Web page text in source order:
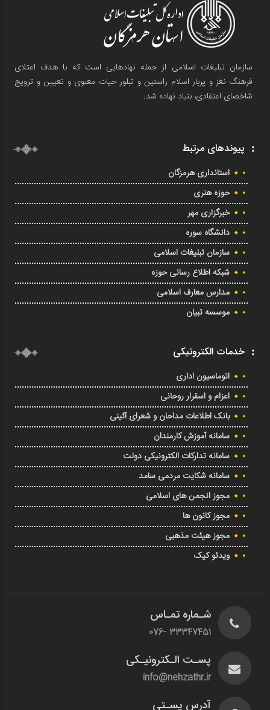
سازمان تبلیغات اسلامی از جمله نهادهایی است که با هدف اعتلای
فرهنگ نغز و پربار اسلام راستین و تبلور حیات معنوی و تعیین و ترویج
شاخصای اعتقادی، بنیاد نهاده شد.
پیوندهای مرتبط
استانداری هرمزگان
حوزه هنری
خبرگزاری مهر
دانشگاه سوره
سازمان تبلیغات اسلامی
شبکه اطلاع رسانی حوزه
مدارس معارف اسلامی
موسسه تبیان
خدمات الکترونیکی
اتوماسیون اداری
اعزام و اسقرار روحانی
بانک اطلاعات مداحان و شعرای آئینی
سامانه آموزش کارمندان
سامانه تدارکات الکترونیکی دولت
سامانه شکایت مردمی سامد
مجوز انجمن های اسلامی
مجوز کانون ها
مجوز هیئت مذهبی
ویدئو کیک
شـماره تمـاس
33347451 -076
پسـت الـکترونیـکی
info@nehzathr.ir
آدرس پسـتی